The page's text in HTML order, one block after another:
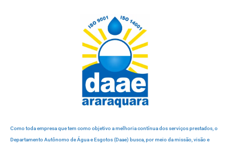
Como toda empresa que tem como objetivo a melhoria contínua dos serviços prestados, o
Departamento Autônomo de Água e Esgotos (Daae) busca, por meio da missão, visão e